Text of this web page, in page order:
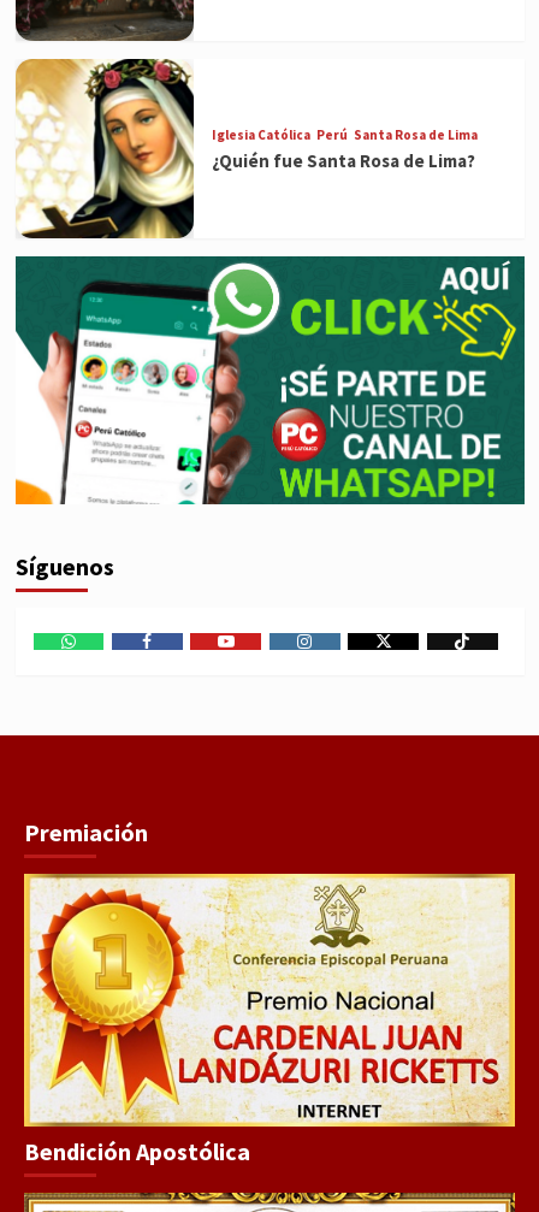
Iglesia Católica Perú Santa Rosa de Lima
¿Quién fue Santa Rosa de Lima?
Síguenos
Premiación
Bendición Apostólica